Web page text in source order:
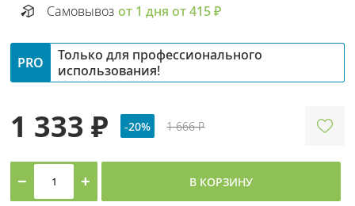
Самовывоз от 1 дня от 415 ₽
PRO
Только для профессионального
использования!
1 333 ₽ -20% 1 666 ₽
− + В КОРЗИНУ